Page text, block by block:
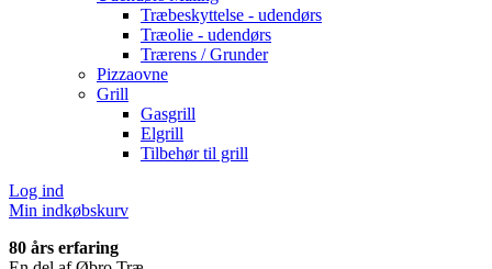
Træbeskyttelse - udendørs
Træolie - udendørs
Trærens / Grunder
Pizzaovne
Grill
Gasgrill
Elgrill
Tilbehør til grill
Log ind
Min indkøbskurv
80 års erfaring